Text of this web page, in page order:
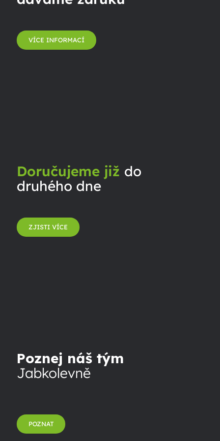
VÍCE INFORMACÍ
Doručujeme již do
druhého dne
ZJISTI VÍCE
Poznej náš tým
Jabkolevně
POZNAT